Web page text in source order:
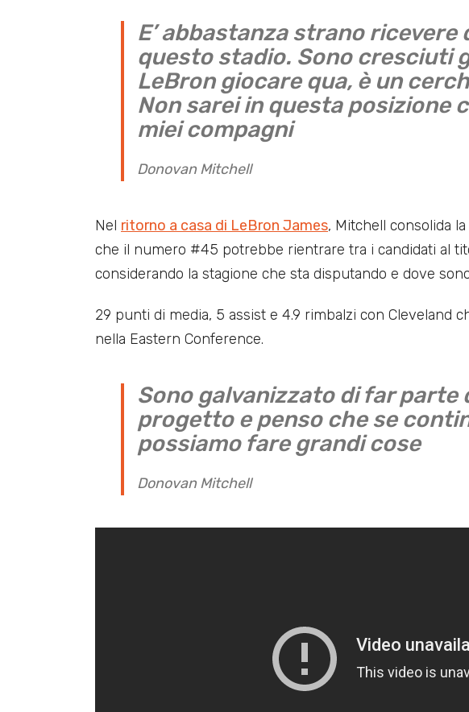
E’ abbastanza strano ricevere
questo stadio. Sono cresciuti
LeBron giocare qua, è un
Non sarei in questa posizione
miei compagni
Donovan Mitchell
Nel ritorno a casa di LeBron James, Mitchell consolida
che il numero #45 potrebbe rientrare tra i candidati al
considerando la stagione che sta disputando e dove
29 punti di media, 5 assist e 4.9 rimbalzi con Cleveland
nella Eastern Conference.
Sono galvanizzato di far parte
progetto e penso che se
possiamo fare grandi cose
Donovan Mitchell